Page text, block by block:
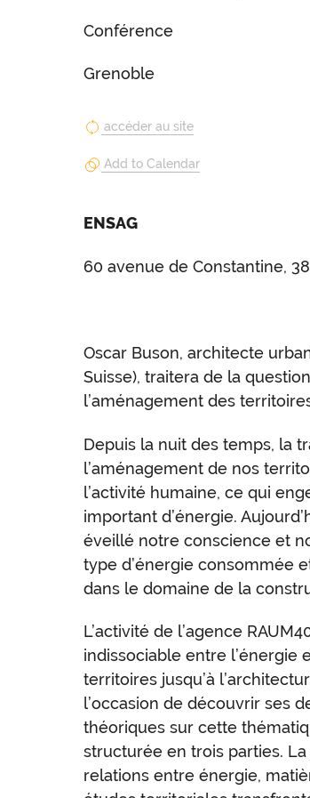
Conférence
Grenoble
accéder au site
Add to Calendar
ENSAG
60 avenue de Constantine,
Oscar Buson, architecte
Suisse), traitera de la
l’aménagement des
Depuis la nuit des temps, la
l’aménagement de nos
l’activité humaine, ce qui
important d’énergie.
éveillé notre conscience et
type d’énergie consommée
dans le domaine de la
L’activité de l’agence
indissociable entre l’énergie
territoires jusqu’à
l’occasion de découvrir ses
théoriques sur cette
structurée en trois parties.
relations entre énergie,